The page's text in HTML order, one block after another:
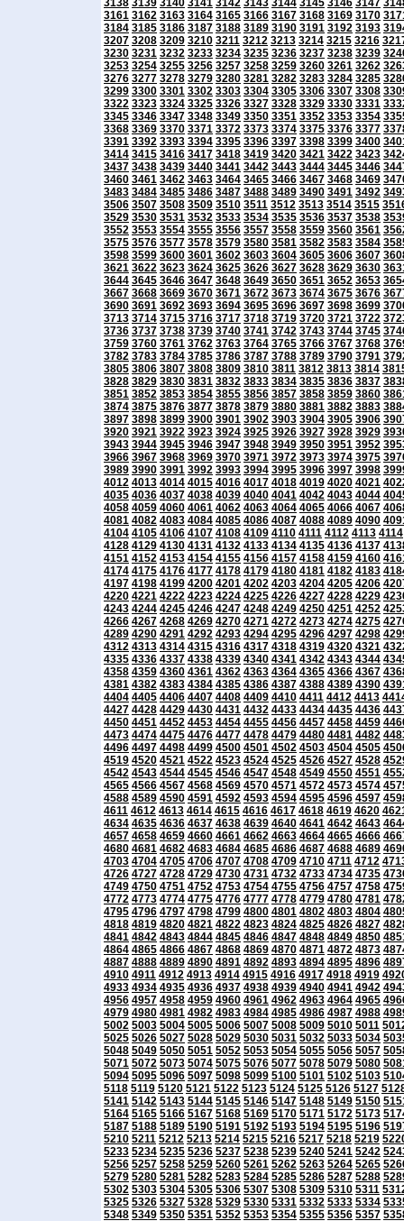
3138 3139 3140 3141 3142 3143 3144 3145 3146 3147
3161 3162 3163 3164 3165 3166 3167 3168 3169 3170
3184 3185 3186 3187 3188 3189 3190 3191 3192 3193
3207 3208 3209 3210 3211 3212 3213 3214 3215 3216
3230 3231 3232 3233 3234 3235 3236 3237 3238 3239
3253 3254 3255 3256 3257 3258 3259 3260 3261 3262
3276 3277 3278 3279 3280 3281 3282 3283 3284 3285
3299 3300 3301 3302 3303 3304 3305 3306 3307 3308
3322 3323 3324 3325 3326 3327 3328 3329 3330 3331
3345 3346 3347 3348 3349 3350 3351 3352 3353 3354
3368 3369 3370 3371 3372 3373 3374 3375 3376 3377
3391 3392 3393 3394 3395 3396 3397 3398 3399 3400
3414 3415 3416 3417 3418 3419 3420 3421 3422 3423
3437 3438 3439 3440 3441 3442 3443 3444 3445 3446
3460 3461 3462 3463 3464 3465 3466 3467 3468 3469
3483 3484 3485 3486 3487 3488 3489 3490 3491 3492
3506 3507 3508 3509 3510 3511 3512 3513 3514 3515
3529 3530 3531 3532 3533 3534 3535 3536 3537 3538
3552 3553 3554 3555 3556 3557 3558 3559 3560 3561
3575 3576 3577 3578 3579 3580 3581 3582 3583 3584
3598 3599 3600 3601 3602 3603 3604 3605 3606 3607
3621 3622 3623 3624 3625 3626 3627 3628 3629 3630
3644 3645 3646 3647 3648 3649 3650 3651 3652 3653
3667 3668 3669 3670 3671 3672 3673 3674 3675 3676
3690 3691 3692 3693 3694 3695 3696 3697 3698 3699
3713 3714 3715 3716 3717 3718 3719 3720 3721 3722
3736 3737 3738 3739 3740 3741 3742 3743 3744 3745
3759 3760 3761 3762 3763 3764 3765 3766 3767 3768
3782 3783 3784 3785 3786 3787 3788 3789 3790 3791
3805 3806 3807 3808 3809 3810 3811 3812 3813 3814
3828 3829 3830 3831 3832 3833 3834 3835 3836 3837
3851 3852 3853 3854 3855 3856 3857 3858 3859 3860
3874 3875 3876 3877 3878 3879 3880 3881 3882 3883
3897 3898 3899 3900 3901 3902 3903 3904 3905 3906
3920 3921 3922 3923 3924 3925 3926 3927 3928 3929
3943 3944 3945 3946 3947 3948 3949 3950 3951 3952
3966 3967 3968 3969 3970 3971 3972 3973 3974 3975
3989 3990 3991 3992 3993 3994 3995 3996 3997 3998
4012 4013 4014 4015 4016 4017 4018 4019 4020 4021
4035 4036 4037 4038 4039 4040 4041 4042 4043 4044
4058 4059 4060 4061 4062 4063 4064 4065 4066 4067
4081 4082 4083 4084 4085 4086 4087 4088 4089 4090
4104 4105 4106 4107 4108 4109 4110 4111 4112 4113 4114
4128 4129 4130 4131 4132 4133 4134 4135 4136 4137
4151 4152 4153 4154 4155 4156 4157 4158 4159 4160
4174 4175 4176 4177 4178 4179 4180 4181 4182 4183
4197 4198 4199 4200 4201 4202 4203 4204 4205 4206
4220 4221 4222 4223 4224 4225 4226 4227 4228 4229
4243 4244 4245 4246 4247 4248 4249 4250 4251 4252
4266 4267 4268 4269 4270 4271 4272 4273 4274 4275
4289 4290 4291 4292 4293 4294 4295 4296 4297 4298
4312 4313 4314 4315 4316 4317 4318 4319 4320 4321
4335 4336 4337 4338 4339 4340 4341 4342 4343 4344
4358 4359 4360 4361 4362 4363 4364 4365 4366 4367
4381 4382 4383 4384 4385 4386 4387 4388 4389 4390
4404 4405 4406 4407 4408 4409 4410 4411 4412 4413
4427 4428 4429 4430 4431 4432 4433 4434 4435 4436
4450 4451 4452 4453 4454 4455 4456 4457 4458 4459
4473 4474 4475 4476 4477 4478 4479 4480 4481 4482
4496 4497 4498 4499 4500 4501 4502 4503 4504 4505
4519 4520 4521 4522 4523 4524 4525 4526 4527 4528
4542 4543 4544 4545 4546 4547 4548 4549 4550 4551
4565 4566 4567 4568 4569 4570 4571 4572 4573 4574
4588 4589 4590 4591 4592 4593 4594 4595 4596 4597
4611 4612 4613 4614 4615 4616 4617 4618 4619 4620
4634 4635 4636 4637 4638 4639 4640 4641 4642 4643
4657 4658 4659 4660 4661 4662 4663 4664 4665 4666
4680 4681 4682 4683 4684 4685 4686 4687 4688 4689
4703 4704 4705 4706 4707 4708 4709 4710 4711 4712
4726 4727 4728 4729 4730 4731 4732 4733 4734 4735
4749 4750 4751 4752 4753 4754 4755 4756 4757 4758
4772 4773 4774 4775 4776 4777 4778 4779 4780 4781
4795 4796 4797 4798 4799 4800 4801 4802 4803 4804
4818 4819 4820 4821 4822 4823 4824 4825 4826 4827
4841 4842 4843 4844 4845 4846 4847 4848 4849 4850
4864 4865 4866 4867 4868 4869 4870 4871 4872 4873
4887 4888 4889 4890 4891 4892 4893 4894 4895 4896
4910 4911 4912 4913 4914 4915 4916 4917 4918 4919
4933 4934 4935 4936 4937 4938 4939 4940 4941 4942
4956 4957 4958 4959 4960 4961 4962 4963 4964 4965
4979 4980 4981 4982 4983 4984 4985 4986 4987 4988
5002 5003 5004 5005 5006 5007 5008 5009 5010 5011
5025 5026 5027 5028 5029 5030 5031 5032 5033 5034
5048 5049 5050 5051 5052 5053 5054 5055 5056 5057
5071 5072 5073 5074 5075 5076 5077 5078 5079 5080
5094 5095 5096 5097 5098 5099 5100 5101 5102 5103
5118 5119 5120 5121 5122 5123 5124 5125 5126 5127
5141 5142 5143 5144 5145 5146 5147 5148 5149 5150
5164 5165 5166 5167 5168 5169 5170 5171 5172 5173
5187 5188 5189 5190 5191 5192 5193 5194 5195 5196
5210 5211 5212 5213 5214 5215 5216 5217 5218 5219
5233 5234 5235 5236 5237 5238 5239 5240 5241 5242
5256 5257 5258 5259 5260 5261 5262 5263 5264 5265
5279 5280 5281 5282 5283 5284 5285 5286 5287 5288
5302 5303 5304 5305 5306 5307 5308 5309 5310 5311
5325 5326 5327 5328 5329 5330 5331 5332 5333 5334
5348 5349 5350 5351 5352 5353 5354 5355 5356 5357